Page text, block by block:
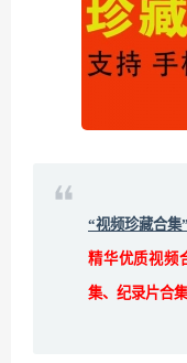
“视频珍藏合集”
精华优质视频
集、纪录片合集